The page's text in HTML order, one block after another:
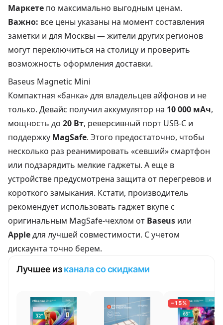
Маркете по максимально выгодным ценам.
Важно: все цены указаны на момент составления
заметки и для Москвы — жители других регионов
могут переключиться на столицу и проверить
возможность оформления доставки.
Baseus Magnetic Mini
Компактная «банка» для владельцев айфонов и не
только. Девайс получил аккумулятор на 10 000 мАч,
мощность до 20 Вт, реверсивный порт USB-C и
поддержку MagSafe. Этого предостаточно, чтобы
несколько раз реанимировать «севший» смартфон
или подзарядить мелкие гаджеты. А еще в
устройстве предусмотрена защита от перегревов и
короткого замыкания. Кстати, производитель
рекомендует использовать гаджет вкупе с
оригинальным MagSafe-чехлом от Baseus или
Appleдля лучшей совместимости. С учетом
дискаунта точно берем.
Лучшее изканала со скидками
−15%